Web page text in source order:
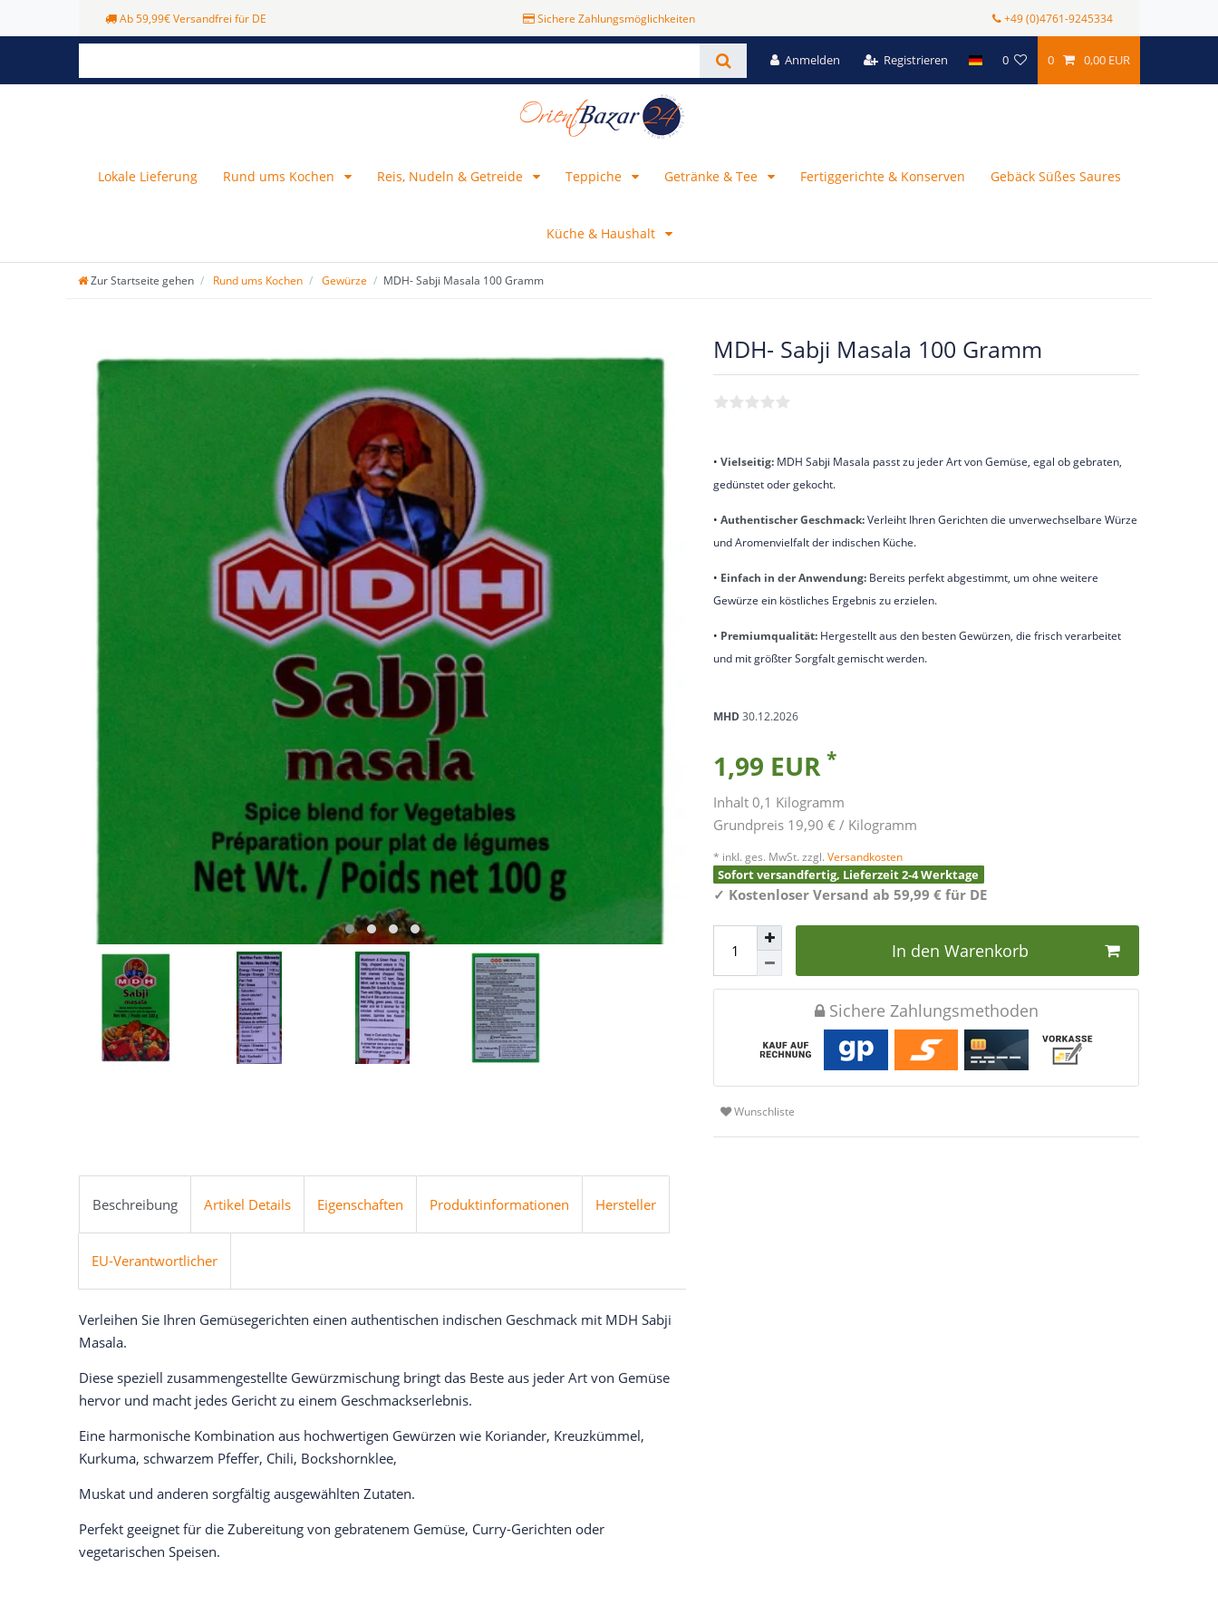
Ab 59,99€ Versandfrei für DE Sichere Zahlungsmöglichkeiten +49 (0)4761-9245334
Anmelden Registrieren 0 0 0,00 EUR
Lokale Lieferung Rund ums Kochen Reis, Nudeln & Getreide Teppiche Getränke & Tee Fertiggerichte & Konserven Gebäck Süßes Saures
Küche & Haushalt
Zur Startseite gehen Rund ums Kochen Gewürze MDH- Sabji Masala 100 Gramm
MDH- Sabji Masala 100 Gramm
• Vielseitig: MDH Sabji Masala passt zu jeder Art von Gemüse, egal ob gebraten,
gedünstet oder gekocht.
• Authentischer Geschmack:Verleiht Ihren Gerichten die unverwechselbare Würze
und Aromenvielfalt der indischen Küche.
• Einfach in der Anwendung: Bereits perfekt abgestimmt, um ohne weitere
Gewürze ein köstliches Ergebnis zu erzielen.
• Premiumqualität: Hergestellt aus den besten Gewürzen, die frisch verarbeitet
und mit größter Sorgfalt gemischt werden.
MHD30.12.2026
1,99 EUR *
Inhalt0,1 Kilogramm
Grundpreis 19,90 € / Kilogramm
* inkl. ges. MwSt. zzgl. Versandkosten
Sofort versandfertig, Lieferzeit 2-4 Werktage
✓ Kostenloser Versand ab 59,99 € für DE
In den Warenkorb
Sichere Zahlungsmethoden
Wunschliste
Beschreibung Artikel Details Eigenschaften Produktinformationen Hersteller
EU-Verantwortlicher
Verleihen Sie Ihren Gemüsegerichten einen authentischen indischen Geschmack mit MDH Sabji
Masala.
Diese speziell zusammengestellte Gewürzmischung bringt das Beste aus jeder Art von Gemüse
hervor und macht jedes Gericht zu einem Geschmackserlebnis.
Eine harmonische Kombination aus hochwertigen Gewürzen wie Koriander, Kreuzkümmel,
Kurkuma, schwarzem Pfeffer, Chili, Bockshornklee,
Muskat und anderen sorgfältig ausgewählten Zutaten.
Perfekt geeignet für die Zubereitung von gebratenem Gemüse, Curry-Gerichten oder
vegetarischen Speisen.